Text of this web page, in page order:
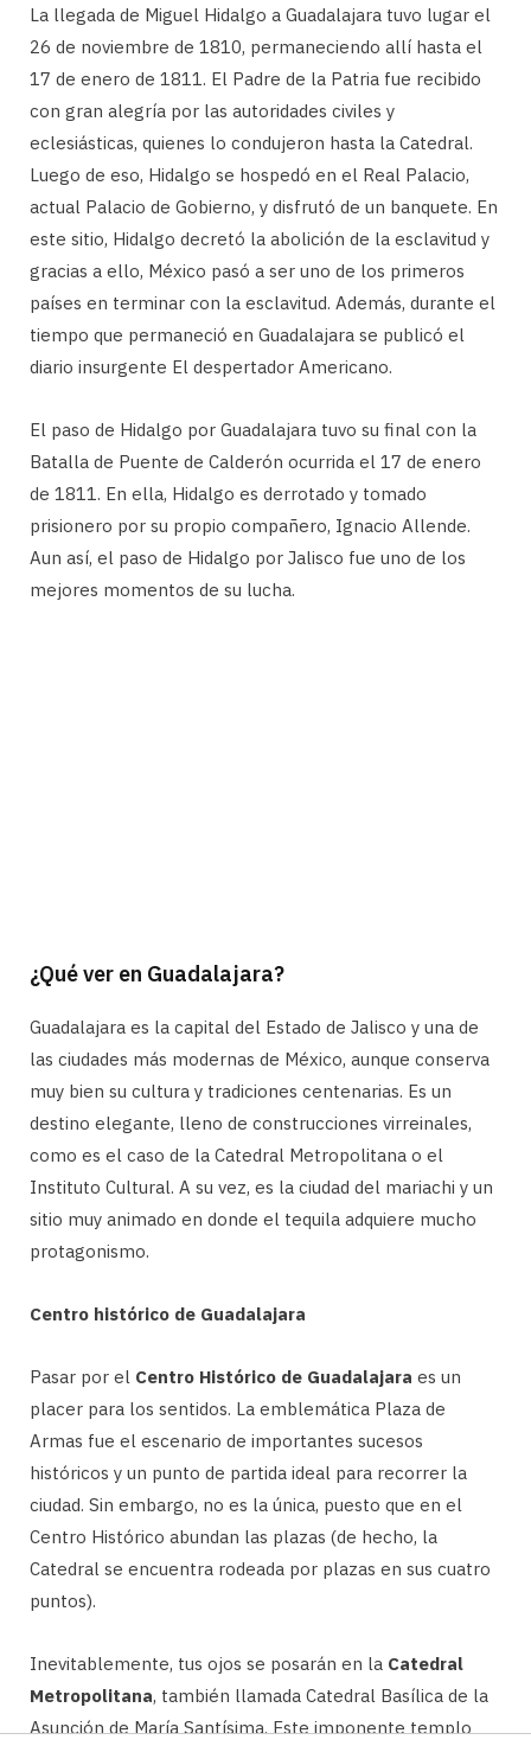
La llegada de Miguel Hidalgo a Guadalajara tuvo lugar el
26 de noviembre de 1810, permaneciendo allí hasta el
17 de enero de 1811. El Padre de la Patria fue recibido
con gran alegría por las autoridades civiles y
eclesiásticas, quienes lo condujeron hasta la Catedral.
Luego de eso, Hidalgo se hospedó en el Real Palacio,
actual Palacio de Gobierno, y disfrutó de un banquete. En
este sitio, Hidalgo decretó la abolición de la esclavitud y
gracias a ello, México pasó a ser uno de los primeros
países en terminar con la esclavitud. Además, durante el
tiempo que permaneció en Guadalajara se publicó el
diario insurgente El despertador Americano.
El paso de Hidalgo por Guadalajara tuvo su final con la
Batalla de Puente de Calderón ocurrida el 17 de enero
de 1811. En ella, Hidalgo es derrotado y tomado
prisionero por su propio compañero, Ignacio Allende.
Aun así, el paso de Hidalgo por Jalisco fue uno de los
mejores momentos de su lucha.
¿Qué ver en Guadalajara?
Guadalajara es la capital del Estado de Jalisco y una de
las ciudades más modernas de México, aunque conserva
muy bien su cultura y tradiciones centenarias. Es un
destino elegante, lleno de construcciones virreinales,
como es el caso de la Catedral Metropolitana o el
Instituto Cultural. A su vez, es la ciudad del mariachi y un
sitio muy animado en donde el tequila adquiere mucho
protagonismo.
Centro histórico de Guadalajara
Pasar por el Centro Histórico de Guadalajara es un
placer para los sentidos. La emblemática Plaza de
Armas fue el escenario de importantes sucesos
históricos y un punto de partida ideal para recorrer la
ciudad. Sin embargo, no es la única, puesto que en el
Centro Histórico abundan las plazas (de hecho, la
Catedral se encuentra rodeada por plazas en sus cuatro
puntos).
Inevitablemente, tus ojos se posarán en la Catedral
Metropolitana, también llamada Catedral Basílica de la
Asunción de María Santísima. Este imponente templo